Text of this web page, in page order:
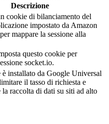
Descrizione
cookie di bilanciamento del
impostato da Amazon
mappare la sessione alla
questo cookie per
socket.io.
è installato da Google Universal
il tasso di richiesta e
raccolta di dati su siti ad alto